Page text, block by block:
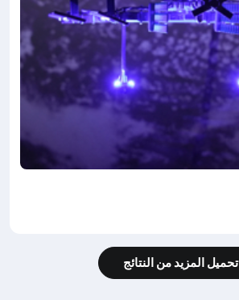
تحميل المزيد من النتائج